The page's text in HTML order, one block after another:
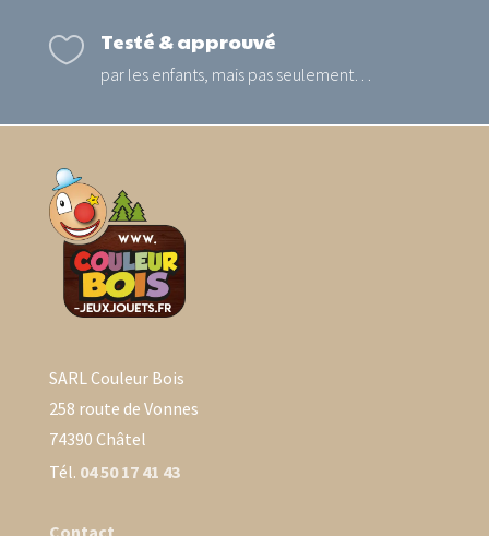
 Testé & approuvé
par les enfants, mais pas seulement…
SARL Couleur Bois
258 route de Vonnes
74390 Châtel
Tél. 04 50 17 41 43